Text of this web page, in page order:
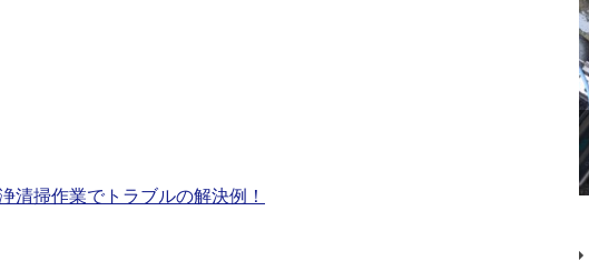
清掃作業でトラブルの解決例！